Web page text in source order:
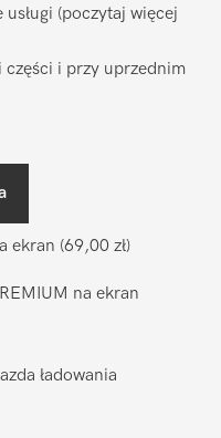
(poczytaj więcej
i przy uprzednim
ekran (69,00 zł)
na ekran
ładowania